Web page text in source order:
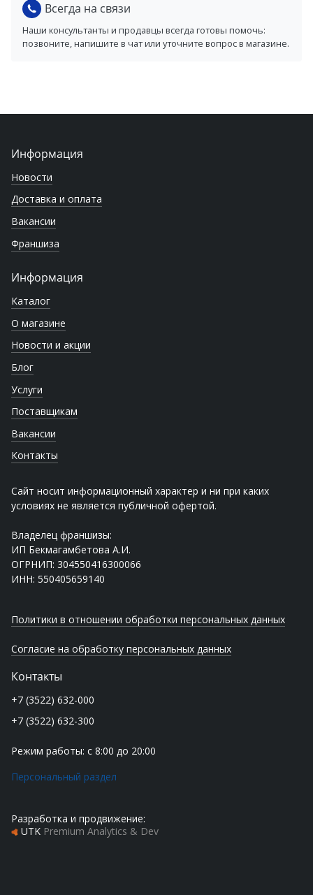
Всегда на связи
Наши консультанты и продавцы всегда готовы помочь:
позвоните, напишите в чат или уточните вопрос в магазине.
Информация
Новости
Доставка и оплата
Вакансии
Франшиза
Информация
Каталог
О магазине
Новости и акции
Блог
Услуги
Поставщикам
Вакансии
Контакты
Сайт носит информационный характер и ни при каких
условиях не является публичной офертой.
Владелец франшизы:
ИП Бекмагамбетова А.И.
ОГРНИП: 304550416300066
ИНН: 550405659140
Политики в отношении обработки персональных данных
Согласие на обработку персональных данных
Контакты
+7 (3522) 632-000
+7 (3522) 632-300
Режим работы: с 8:00 до 20:00
Персональный раздел
Разработка и продвижение:
UTK Premium Analytics & Dev